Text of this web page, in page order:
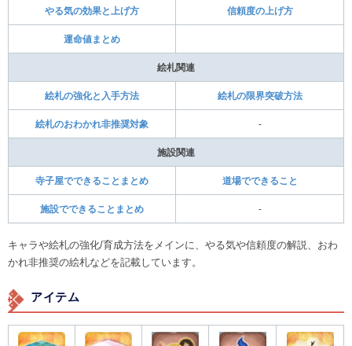
やる気の効果と上げ方 信頼度の上げ方
運命値まとめ
絵札関連
絵札の強化と入手方法 絵札の限界突破方法
絵札のおわかれ非推奨対象 -
施設関連
寺子屋でできることまとめ 道場でできること
施設でできることまとめ -
キャラや絵札の強化/育成方法をメインに、やる気や信頼度の解説、おわ
かれ非推奨の絵札などを記載しています。
アイテム